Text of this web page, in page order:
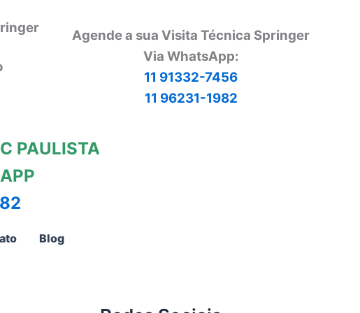
Agende a sua Visita Técnica Springer
Via WhatsApp:
11 91332-7456
11 96231-1982
PAULISTA
Blog